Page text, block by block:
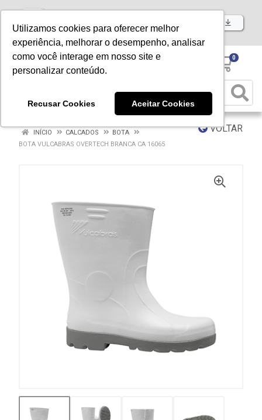
Utilizamos cookies para oferecer melhor
experiência, melhorar o desempenho, analisar
como você interage em nosso site e
personalizar conteúdo.
Recusar Cookies Aceitar Cookies
Baixe já nosso APP
0
VOLTAR
INÍCIO CALCADOS
BOTA
BOTA VULCABRAS OVERTECH BRANCA CA 16065